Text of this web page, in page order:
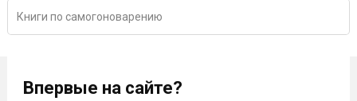
Книги по самогоноварению
Впервые на сайте?